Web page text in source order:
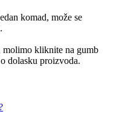
komad, može se
molimo kliknite na gumb
dolasku proizvoda.